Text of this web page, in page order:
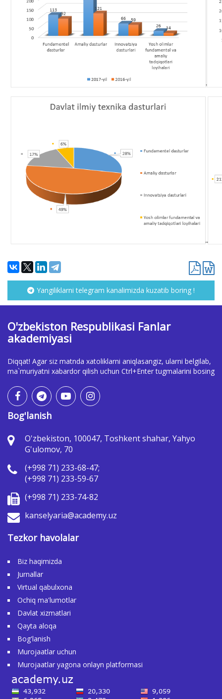
Yangiliklarni telegram kanalimizda kuzatib boring !
O'zbekiston Respublikasi Fanlar
akademiyasi
Diqqat! Agar siz matnda xatoliklarni aniqlasangiz, ularni belgilab,
ma`muriyatni xabardor qilish uchun Ctrl+Enter tugmalarini bosing
Bog'lanish
O'zbekiston, 100047, Toshkent shahar, Yahyo
G'ulomov, 70
(+998 71) 233-68-47;
(+998 71) 233-59-67
(+998 71) 233-74-82
kanselyaria@academy.uz
Tezkor havolalar
Biz haqimizda
Jurnallar
Virtual qabulxona
Ochiq ma'lumotlar
Davlat xizmatlari
Qayta aloqa
Bog'lanish
Murojaatlar uchun
Murojaatlar yagona onlayn platformasi